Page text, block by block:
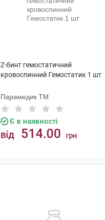
Z-бинт гемостатичний
кровоспинний Гемостатик 1 шт
Парамедик ТМ
Є в наявності
від 514.00 грн